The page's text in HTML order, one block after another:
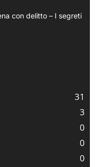
con delitto – I segreti
31
3
0
0
0